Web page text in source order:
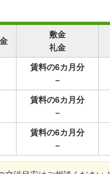
敷金
礼金
賃料の6カ月分
－
賃料の6カ月分
－
賃料の6カ月分
－